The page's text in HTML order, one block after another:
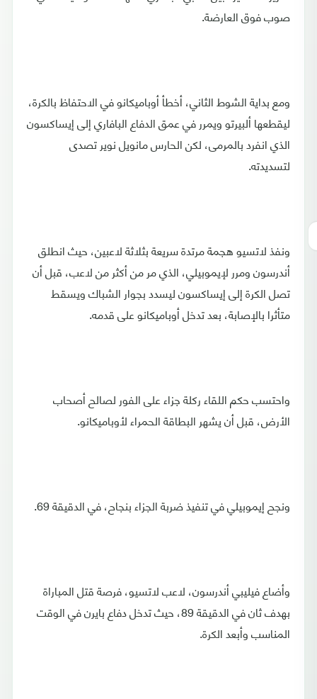
صوب فوق العارضة.
ومع بداية الشوط الثاني، أخطأ أوباميكانو في الاحتفاظ بالكرة،
ليقطعها ألبيرتو ويمرر في عمق الدفاع البافاري إلى إيساكسون
الذي انفرد بالمرمى، لكن الحارس مانويل نوير تصدى
لتسديدته.
ونفذ لاتسيو هجمة مرتدة سريعة بثلاثة لاعبين، حيث انطلق
أندرسون ومرر لإيموبيلي، الذي مر من أكثر من لاعب، قبل أن
تصل الكرة إلى إيساكسون ليسدد بجوار الشباك ويسقط
متأثرا بالإصابة، بعد تدخل أوباميكانو على قدمه.
واحتسب حكم اللقاء ركلة جزاء على الفور لصالح أصحاب
الأرض، قبل أن يشهر البطاقة الحمراء لأوباميكانو.
ونجح إيموبيلي في تنفيذ ضربة الجزاء بنجاح، في الدقيقة 69.
وأضاع فيليبي أندرسون، لاعب لاتسيو، فرصة قتل المباراة
بهدف ثان في الدقيقة 89، حيث تدخل دفاع بايرن في الوقت
المناسب وأبعد الكرة.